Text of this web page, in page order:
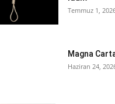
Temmuz 1,
Magna
Haziran 24,